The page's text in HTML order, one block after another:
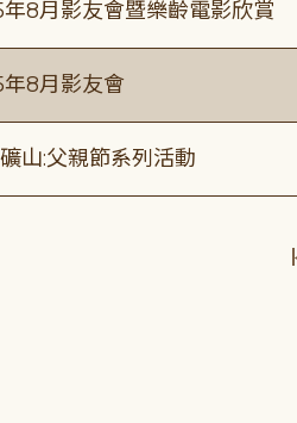
年8月影友會暨樂齡電影欣賞
年8月影友會
山:父親節系列活動